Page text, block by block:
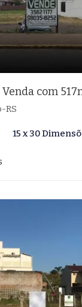
com
RS
15 x 30